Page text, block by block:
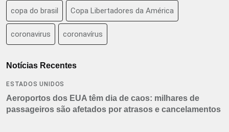
copa do brasil Copa Libertadores da América
coronavirus coronavírus
Notícias Recentes
ESTADOS UNIDOS
Aeroportos dos EUA têm dia de caos: milhares de
passageiros são afetados por atrasos e cancelamentos